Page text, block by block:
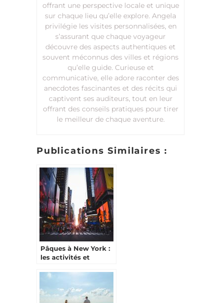
offrant une perspective locale et unique
sur chaque lieu qu’elle explore. Angela
privilégie les visites personnalisées, en
s’assurant que chaque voyageur
découvre des aspects authentiques et
souvent méconnus des villes et régions
qu’elle guide. Curieuse et
communicative, elle adore raconter des
anecdotes fascinantes et des récits qui
captivent ses auditeurs, tout en leur
offrant des conseils pratiques pour tirer
le meilleur de chaque aventure.
Publications Similaires :
Pâques à New York :
les activités et
ne pas manquer